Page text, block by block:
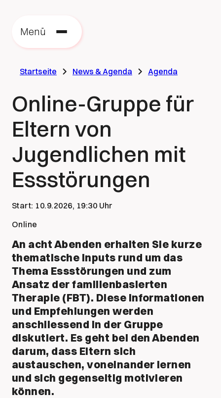
Menü
Startseite News & Agenda Agenda
Online-Gruppe für
Eltern von
Jugendlichen mit
Essstörungen
Start: 10.9.2026, 19:30 Uhr
Online
An acht Abenden erhalten Sie kurze
thematische Inputs rund um das
Thema Essstörungen und zum
Ansatz der familienbasierten
Therapie (FBT). Diese Informationen
und Empfehlungen werden
anschliessend in der Gruppe
diskutiert. Es geht bei den Abenden
darum, dass Eltern sich
austauschen, voneinander lernen
und sich gegenseitig motivieren
können.